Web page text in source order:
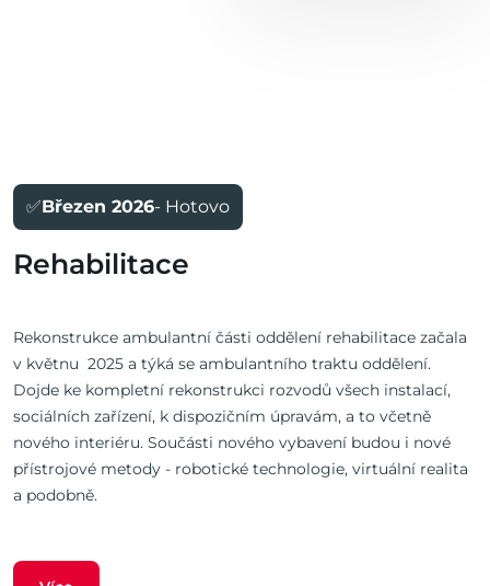
✅Březen 2026- Hotovo
Rehabilitace
Rekonstrukce ambulantní části oddělení rehabilitace začala
v květnu 2025 a týká se ambulantního traktu oddělení.
Dojde ke kompletní rekonstrukci rozvodů všech instalací,
sociálních zařízení, k dispozičním úpravám, a to včetně
nového interiéru. Součásti nového vybavení budou i nové
přístrojové metody - robotické technologie, virtuální realita
a podobně.